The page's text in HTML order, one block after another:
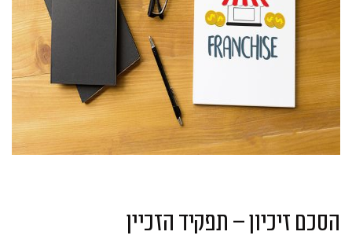
הסכם זיכיון – תפקיד הזכיין